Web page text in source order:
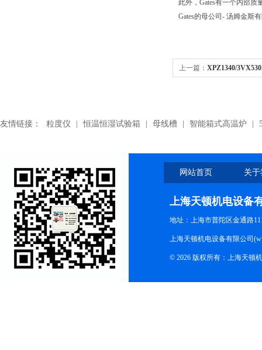
此外，Gates有一个内部
Gates的母公司- 汤姆金斯
上一篇： XPZ1340/
友情链接： 粒度仪 恒温恒湿试验箱 母线槽 智能箱式高温炉
网站首页 关
上海天顿机电设备
地址：上海市普陀区金通路
上海天顿机电设备有限公司
© 2026 版权所有：上海天顿